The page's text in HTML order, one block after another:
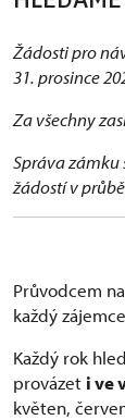
Žádosti pro
31. prosince
Za všechny
Správa
žádostí v
Průvodcem
každý
Každý rok
provázet i ve
květen,